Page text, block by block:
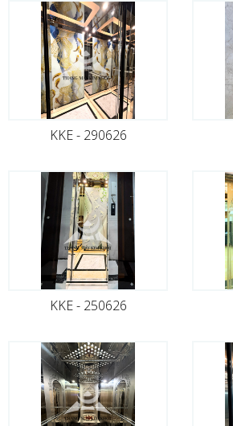
KKE - 290626
KKE - 250626